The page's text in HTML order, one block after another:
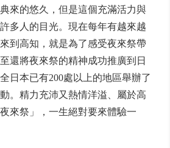
來的悠久，但是這個充滿活力與
多人的目光。現在每年有越來越
到高知，就是為了感受夜來祭帶
還將夜來祭的精神成功推廣到日
日本已有200處以上的地區舉辦了
。精力充沛又熱情洋溢、屬於高
來祭」，一生絕對要來體驗一